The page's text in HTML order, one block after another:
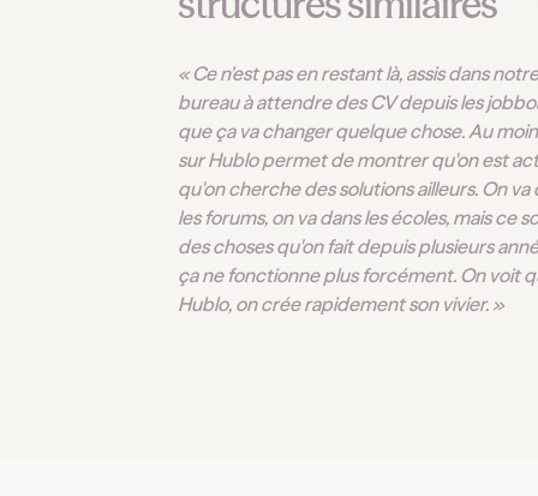
« Ce n’est pas en restant là, assis dans
bureau à attendre des CV depuis les
que ça va changer quelque chose. Au
sur Hublo permet de montrer qu'on est
qu'on cherche des solutions ailleurs. On va
les forums, on va dans les écoles, mais ce
des choses qu'on fait depuis plusieurs
ça ne fonctionne plus forcément. On voit
Hublo, on crée rapidement son vivier. »